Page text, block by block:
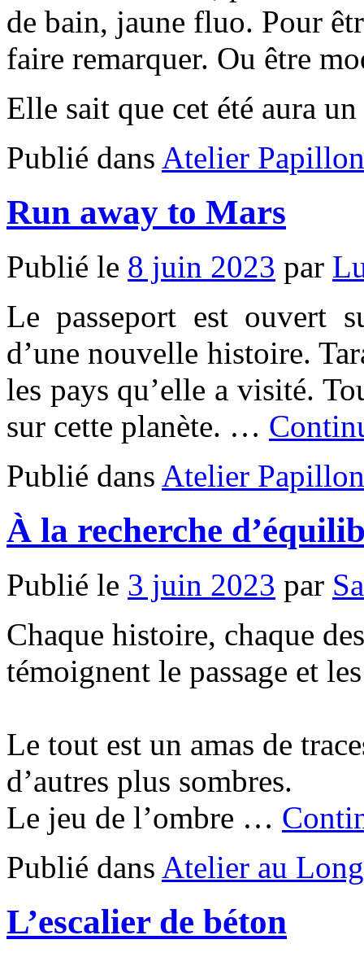
de bain, jaune fluo. Pour
faire remarquer. Ou être
Elle sait que cet été aura
Publié dans Atelier Papillon
Run away to Mars
Publié le 8 juin 2023 par
Le passeport est ouvert
d’une nouvelle histoire.
les pays qu’elle a visité.
sur cette planète. …
Publié dans Atelier Papillon
À la recherche
Publié le 3 juin 2023 par
Chaque histoire, chaque
témoignent le passage et
Le tout est un amas de
d’autres plus sombres.
Le jeu de l’ombre …
Publié dans Atelier au
L’escalier de béton